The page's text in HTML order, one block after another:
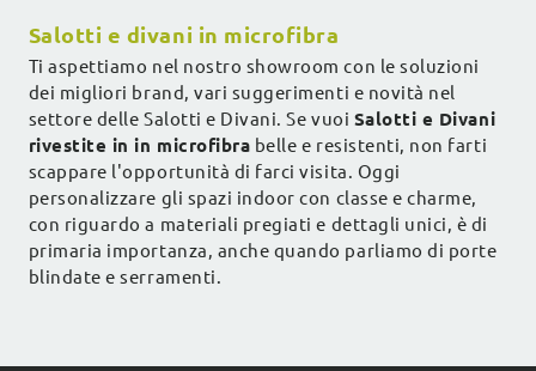
Salotti e divani in microfibra
Ti aspettiamo nel nostro showroom con le soluzioni
dei migliori brand, vari suggerimenti e novità nel
settore delle Salotti e Divani. Se vuoi Salotti e Divani
rivestite in in microfibra belle e resistenti, non farti
scappare l'opportunità di farci visita. Oggi
personalizzare gli spazi indoor con classe e charme,
con riguardo a materiali pregiati e dettagli unici, è di
primaria importanza, anche quando parliamo di porte
blindate e serramenti.